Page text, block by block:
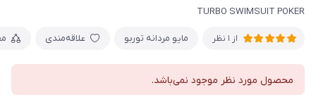
TURBO SWIMSUIT POKER
از 1 نظر مایو مردانه توربو علاقه‌مندی
محصول مورد نظر موجود نمی‌باشد.